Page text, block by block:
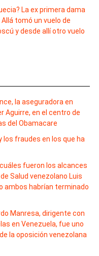
La ex primera dama
Allá tomó un vuelo de
y desde allí otro vuelo
la aseguradora en
Aguirre, en el centro de
del Obamacare
los fraudes en los que ha
fueron los alcances
Salud venezolano Luis
ambos habrían terminado
Manresa, dirigente con
en Venezuela, fue uno
la oposición venezolana